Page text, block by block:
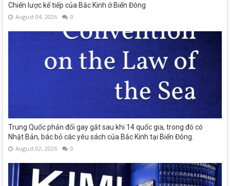
Chiến lược kế tiếp của Bắc Kinh ở Biển Đông
August 04, 2026 0
Trung Quốc phản đối gay gắt sau khi 14 quốc gia, trong đó có
Nhật Bản, bác bỏ các yêu sách của Bắc Kinh tại Biển Đông.
August 02, 2026 0